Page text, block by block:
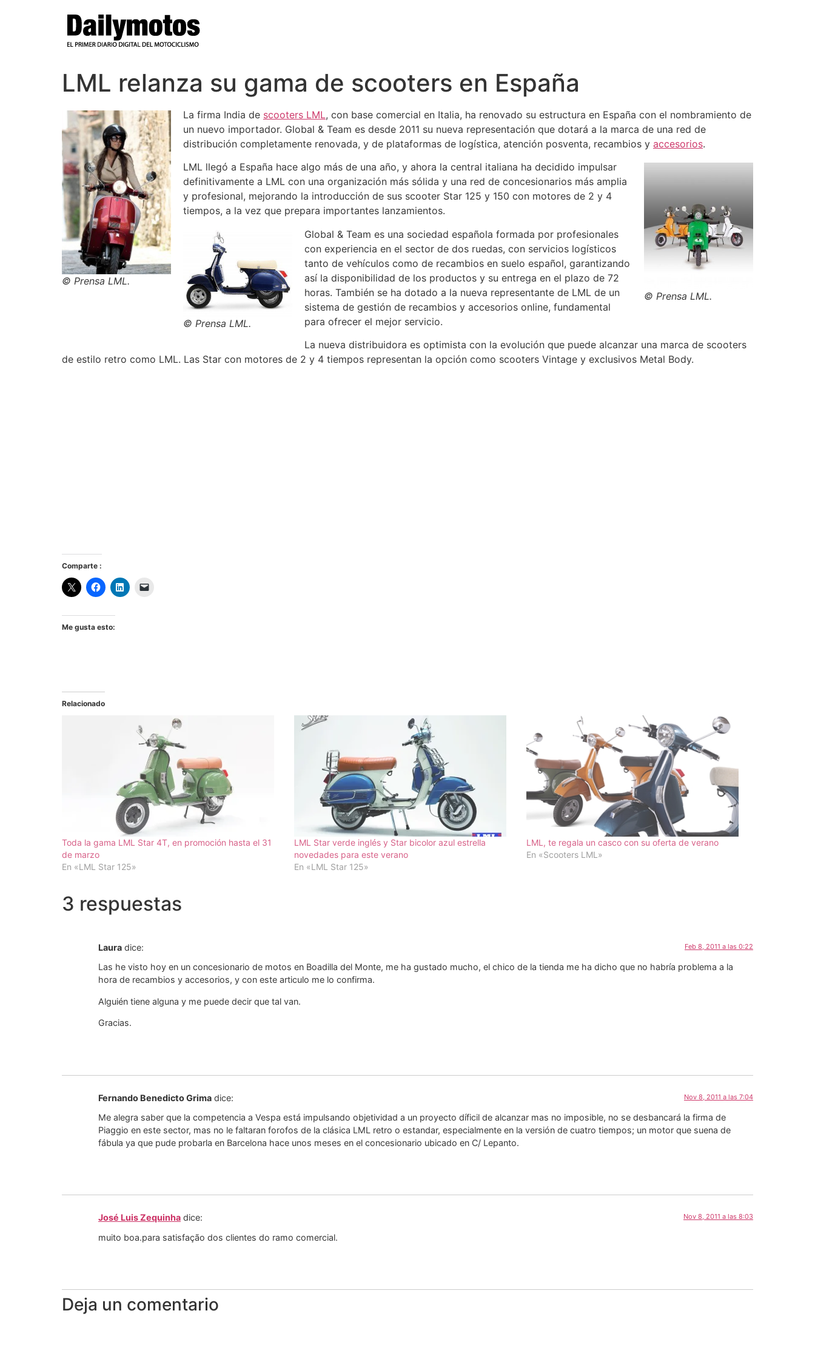
LML relanza su gama de scooters en España
© Prensa LML.
La firma India de scooters LML, con base comercial en Italia, ha renovado su estructura en España con el nombramiento de
un nuevo importador. Global & Team es desde 2011 su nueva representación que dotará a la marca de una red de
distribución completamente renovada, y de plataformas de logística, atención posventa, recambios y accesorios.
© Prensa LML.
LML llegó a España hace algo más de una año, y ahora la central italiana ha decidido impulsar
definitivamente a LML con una organización más sólida y una red de concesionarios más amplia
y profesional, mejorando la introducción de sus scooter Star 125 y 150 con motores de 2 y 4
tiempos, a la vez que prepara importantes lanzamientos.
© Prensa LML.
Global & Team es una sociedad española formada por profesionales
con experiencia en el sector de dos ruedas, con servicios logísticos
tanto de vehículos como de recambios en suelo español, garantizando
así la disponibilidad de los productos y su entrega en el plazo de 72
horas. También se ha dotado a la nueva representante de LML de un
sistema de gestión de recambios y accesorios online, fundamental
para ofrecer el mejor servicio.
La nueva distribuidora es optimista con la evolución que puede alcanzar una marca de scooters
de estilo retro como LML. Las Star con motores de 2 y 4 tiempos representan la opción como scooters Vintage y exclusivos Metal Body.
Comparte :
Me gusta esto:
Relacionado
Toda la gama LML Star 4T, en promoción hasta el 31
de marzo
En «LML Star 125»
LML Star verde inglés y Star bicolor azul estrella
novedades para este verano
En «LML Star 125»
LML, te regala un casco con su oferta de verano
En «Scooters LML»
3 respuestas
Laura dice: Feb 8, 2011 a las 0:22
Las he visto hoy en un concesionario de motos en Boadilla del Monte, me ha gustado mucho, el chico de la tienda me ha dicho que no habría problema a la
hora de recambios y accesorios, y con este articulo me lo confirma.
Alguién tiene alguna y me puede decir que tal van.
Gracias.
Fernando Benedicto Grima dice: Nov 8, 2011 a las 7:04
Me alegra saber que la competencia a Vespa está impulsando objetividad a un proyecto díficil de alcanzar mas no imposible, no se desbancará la firma de
Piaggio en este sector, mas no le faltaran forofos de la clásica LML retro o estandar, especialmente en la versión de cuatro tiempos; un motor que suena de
fábula ya que pude probarla en Barcelona hace unos meses en el concesionario ubicado en C/ Lepanto.
José Luis Zequinha dice: Nov 8, 2011 a las 8:03
muito boa.para satisfação dos clientes do ramo comercial.
Deja un comentario